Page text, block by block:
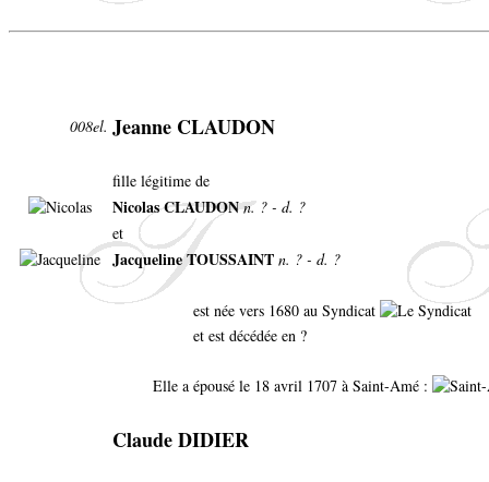
008el. Jeanne CLAUDON
fille légitime de
Nicolas CLAUDONn. ? - d. ?
et
Jacqueline TOUSSAINT n. ? - d. ?
est née vers 1680 au Syndicat
et est décédée en ?
Elle a épousé le 18 avril 1707 à Saint-Amé :
Claude DIDIER